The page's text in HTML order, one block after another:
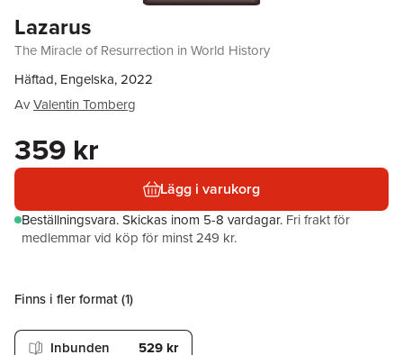
Lazarus
The Miracle of Resurrection in World History
Häftad, Engelska, 2022
AvValentin Tomberg
359 kr
Lägg i varukorg
Beställningsvara.Skickas inom 5-8 vardagar. Fri frakt för
medlemmar vid köp för minst 249 kr.
Finns i fler format (1)
Inbunden 529 kr